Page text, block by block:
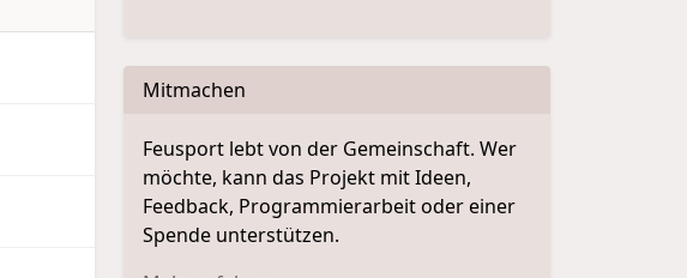
Mitmachen
Feusport lebt von der Gemeinschaft. Wer
möchte, kann das Projekt mit Ideen,
Feedback, Programmierarbeit oder einer
Spende unterstützen.